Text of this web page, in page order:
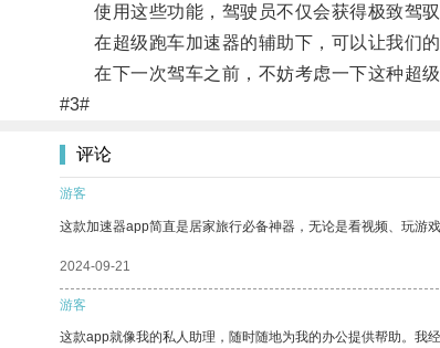
使用这些功能，驾驶员不仅会获得极致驾驭
在超级跑车加速器的辅助下，可以让我们的
在下一次驾车之前，不妨考虑一下这种超级
#3#
评论
游客
这款加速器app简直是居家旅行必备神器，无论是看视频、玩游
2024-09-21
游客
这款app就像我的私人助理，随时随地为我的办公提供帮助。我